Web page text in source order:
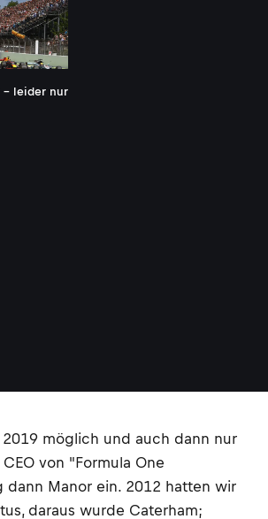
– leider nur
möglich und auch dann nur
von "Formula One
dann Manor ein. 2012 hatten wir
daraus wurde Caterham;